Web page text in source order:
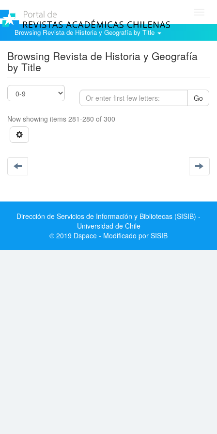
Browsing Revista de Historia y Geografía by Title
Browsing Revista de Historia y Geografía
by Title
Go
Now showing items 281-280 of 300
Dirección de Servicios de Información y Bibliotecas (SISIB) -
Universidad de Chile
© 2019 Dspace - Modificado por SISIB